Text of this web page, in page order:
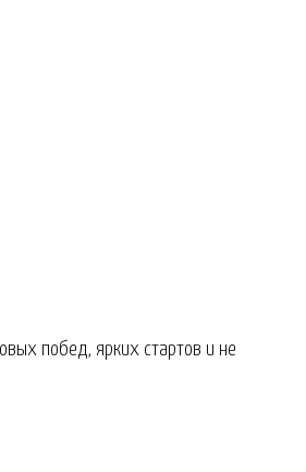
побед, ярких стартов и не